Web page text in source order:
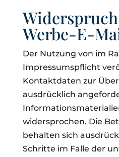
Werbe-E-
Der Nutzung von im
Impressumspflicht
Kontaktdaten zur
ausdrücklich
widersprochen. Die
behalten sich
Schritte im Falle der